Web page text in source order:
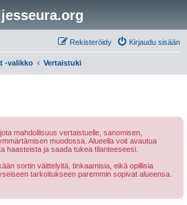
Kirjaudu sisään
Rekisteröidy
-valikko Vertaistuki
mahdollisuus vertaistuelle, sanomisen,
muodossa. Alueella voit avautua
haasteista ja saada tukea tilanteeseesi.
sortin väittelyitä, tinkaamisia, eikä opillisia
tarkoitukseen paremmin sopivat alueensa.